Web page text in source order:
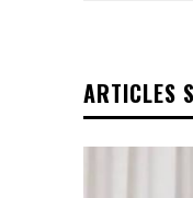
ARTICLES